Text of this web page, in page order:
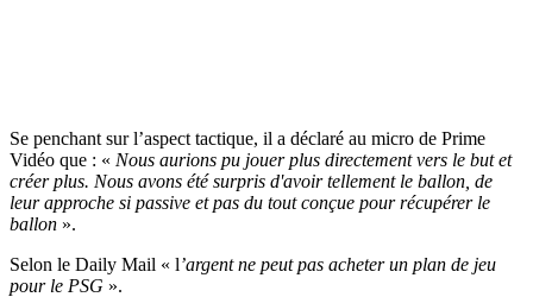
Se penchant sur l’aspect tactique, il a déclaré au micro de Prime
Vidéo que : « Nous aurions pu jouer plus directement vers le but et
créer plus. Nous avons été surpris d'avoir tellement le ballon, de
leur approche si passive et pas du tout conçue pour récupérer le
ballon ».
Selon le Daily Mail « l’argent ne peut pas acheter un plan de jeu
pour le PSG ».